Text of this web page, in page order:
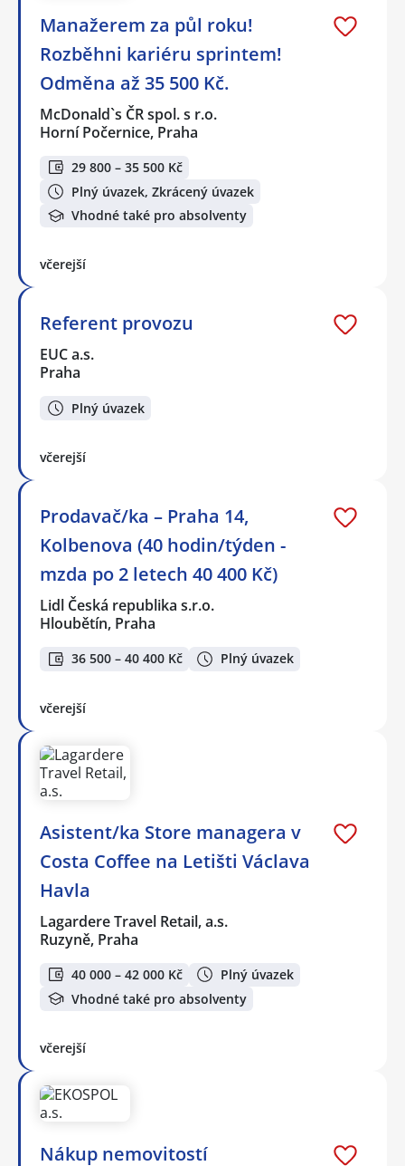
Manažerem za půl roku!
Rozběhni kariéru sprintem!
Odměna až 35 500 Kč.
McDonald`s ČR spol. s r.o.
Horní Počernice, Praha
29 800 – 35 500 Kč
Plný úvazek, Zkrácený úvazek
Vhodné také pro absolventy
včerejší
Referent provozu
EUC a.s.
Praha
Plný úvazek
včerejší
Prodavač/ka – Praha 14,
Kolbenova (40 hodin/týden -
mzda po 2 letech 40 400 Kč)
Lidl Česká republika s.r.o.
Hloubětín, Praha
36 500 – 40 400 Kč Plný úvazek
včerejší
Asistent/ka Store managera v
Costa Coffee na Letišti Václava
Havla
Lagardere Travel Retail, a.s.
Ruzyně, Praha
40 000 – 42 000 Kč
Plný úvazek
Vhodné také pro absolventy
včerejší
Nákup nemovitostí